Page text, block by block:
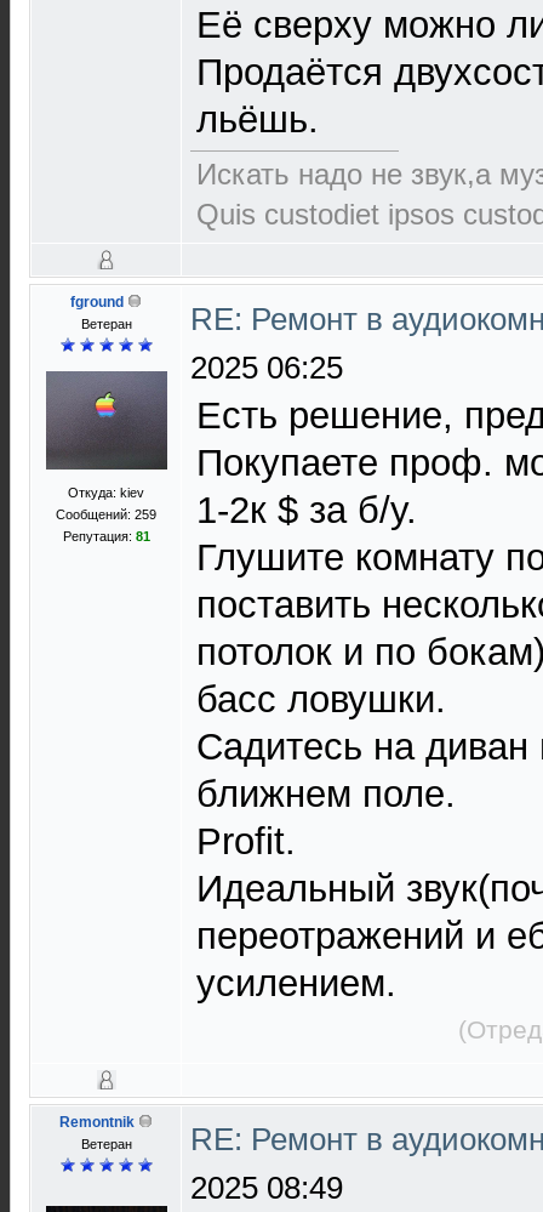
Её сверху можно
Продаётся
льёшь.
Искать надо не звук,а
Quis custodiet ipsos
fground
Ветеран
Откуда: kiev
Сообщений: 259
Репутация: 81
RE: Ремонт в
2025 06:25
Есть решение,
Покупаете проф.
1-2к $ за б/у.
Глушите комнату
поставить
потолок и по
басс ловушки.
Садитесь на диван
ближнем поле.
Profit.
Идеальный
переотражений и
усилением.
Remontnik
Ветеран
RE: Ремонт в
2025 08:49